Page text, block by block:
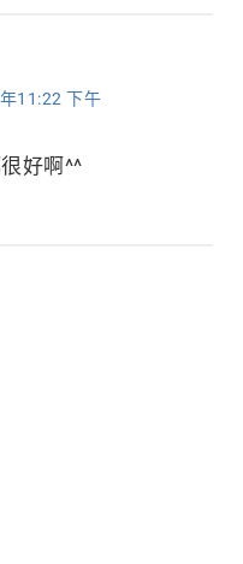
11:22 下午
好啊^^